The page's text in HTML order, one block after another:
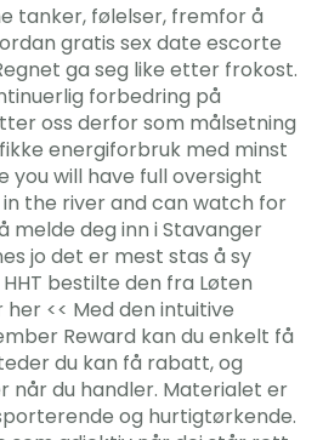
tanker, følelser, fremfor å
gratis sex date escorte
ga seg like etter frokost.
forbedring på
oss derfor som målsetning
energiforbruk med minst
you will have full oversight
the river and can watch for
melde deg inn i Stavanger
jo det er mest stas å sy
bestilte den fra Løten
<< Med den intuitive
Reward kan du enkelt få
du kan få rabatt, og
når du handler. Materialet er
og hurtigtørkende.